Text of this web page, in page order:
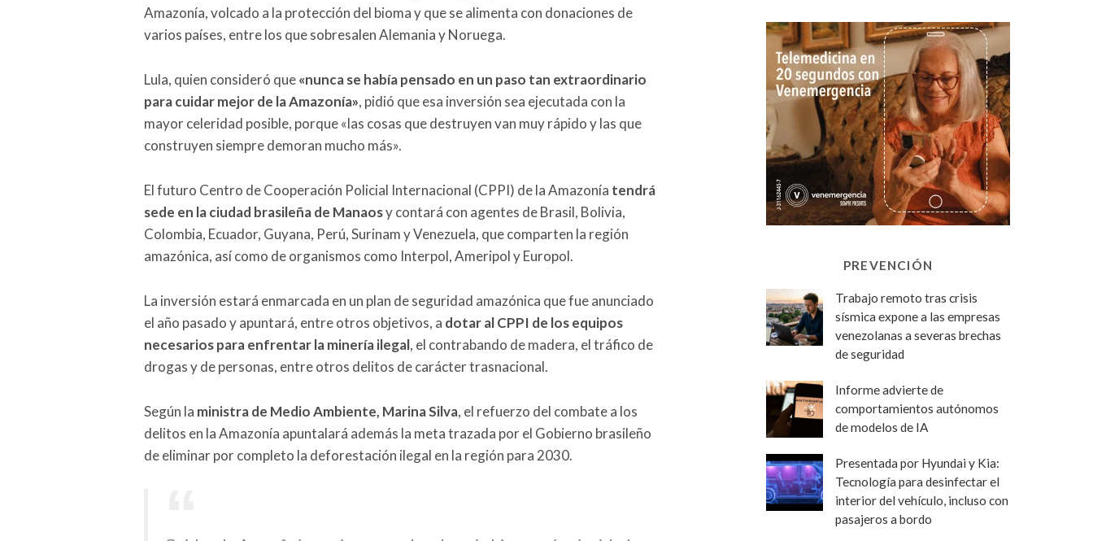
Amazonía, volcado a la protección del bioma y que se alimenta con donaciones de
varios países, entre los que sobresalen Alemania y Noruega.
Lula, quien consideró que«nunca se había pensado en un paso tan extraordinario
para cuidar mejor de la Amazonía», pidió que esa inversión sea ejecutada con la
mayor celeridad posible, porque «las cosas que destruyen van muy rápido y las que
construyen siempre demoran mucho más».
El futuro Centro de Cooperación Policial Internacional (CPPI) de la Amazonía tendrá
sede en la ciudad brasileña de Manaosy contará con agentes de Brasil, Bolivia,
Colombia, Ecuador, Guyana, Perú, Surinam y Venezuela, que comparten la región
amazónica, así como de organismos como Interpol, Ameripol y Europol.
La inversión estará enmarcada en un plan de seguridad amazónica que fue anunciado
el año pasado y apuntará, entre otros objetivos, a dotar al CPPI de los equipos
necesarios para enfrentar la minería ilegal, el contrabando de madera, el tráfico de
drogas y de personas, entre otros delitos de carácter trasnacional.
Según la ministra de Medio Ambiente, Marina Silva, el refuerzo del combate a los
delitos en la Amazonía apuntalará además la meta trazada por el Gobierno brasileño
de eliminar por completo la deforestación ilegal en la región para 2030.
PREVENCIÓN
Trabajo remoto tras crisis
sísmica expone a las empresas
venezolanas a severas brechas
de seguridad
Informe advierte de
comportamientos autónomos
de modelos de IA
Presentada por Hyundai y Kia:
Tecnología para desinfectar el
interior del vehículo, incluso con
pasajeros a bordo